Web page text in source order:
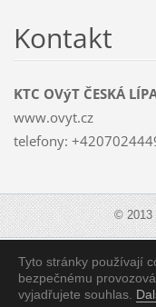
Tyto stránky používají
bezpečnému
vyjadřujete souhlas.
Kontakt
KTC OVýT ČESKÁ
www.ovyt.cz
telefony:
© 2013
Zobrazit:Mobilní verzi|